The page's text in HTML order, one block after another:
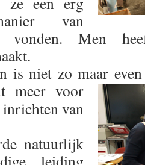
van
vonden. Men
is niet zo maar
meer voor
van
natuurlijk
leiding